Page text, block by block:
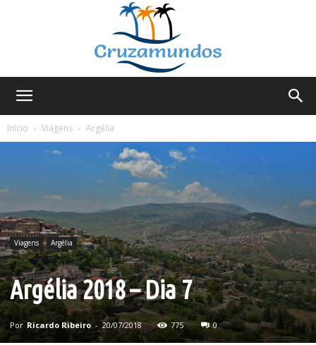
Início
Viagens Argélia
Viagens Argélia
Argélia 2018 – Dia 7
Por Ricardo Ribeiro - 20/07/2018 775 0